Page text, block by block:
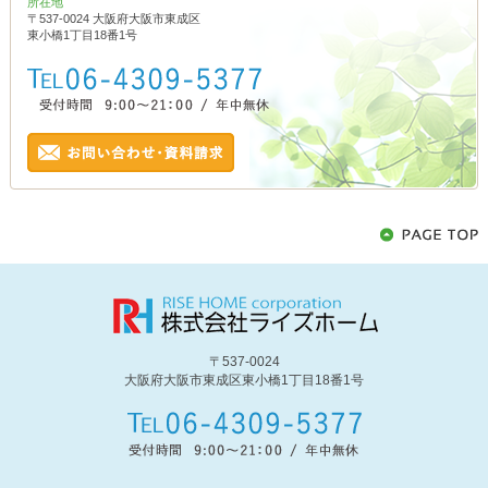
〒537-0024 大阪府大阪市東成区
東小橋1丁目18番1号
〒537-0024
大阪府大阪市東成区東小橋1丁目18番1号